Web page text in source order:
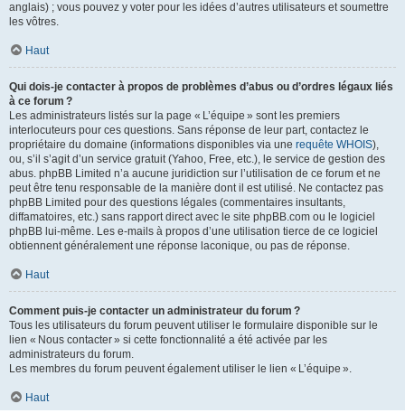
anglais) ; vous pouvez y voter pour les idées d’autres utilisateurs et soumettre
les vôtres.
Haut
Qui dois-je contacter à propos de problèmes d’abus ou d’ordres légaux liés
à ce forum ?
Les administrateurs listés sur la page « L’équipe » sont les premiers
interlocuteurs pour ces questions. Sans réponse de leur part, contactez le
propriétaire du domaine (informations disponibles via une requête WHOIS),
ou, s’il s’agit d’un service gratuit (Yahoo, Free, etc.), le service de gestion des
abus. phpBB Limited n’a aucune juridiction sur l’utilisation de ce forum et ne
peut être tenu responsable de la manière dont il est utilisé. Ne contactez pas
phpBB Limited pour des questions légales (commentaires insultants,
diffamatoires, etc.) sans rapport direct avec le site phpBB.com ou le logiciel
phpBB lui-même. Les e-mails à propos d’une utilisation tierce de ce logiciel
obtiennent généralement une réponse laconique, ou pas de réponse.
Haut
Comment puis-je contacter un administrateur du forum ?
Tous les utilisateurs du forum peuvent utiliser le formulaire disponible sur le
lien « Nous contacter » si cette fonctionnalité a été activée par les
administrateurs du forum.
Les membres du forum peuvent également utiliser le lien « L’équipe ».
Haut